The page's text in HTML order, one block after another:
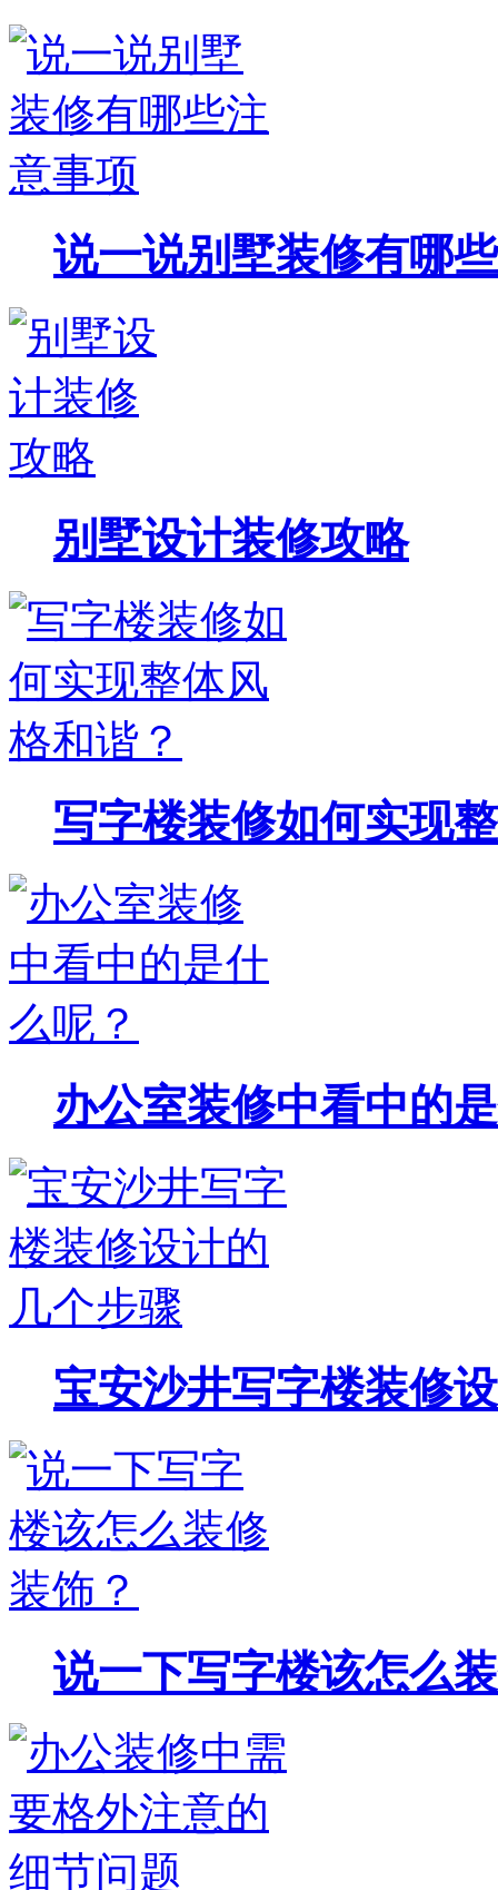
说一说别墅装修有哪
别墅设计装修攻略
写字楼装修如何实现
办公室装修中看中的
宝安沙井写字楼装修
说一下写字楼该怎么